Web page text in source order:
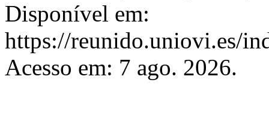
Disponível em:
https://reunido.uniovi.es/
Acesso em: 7 ago. 2026.